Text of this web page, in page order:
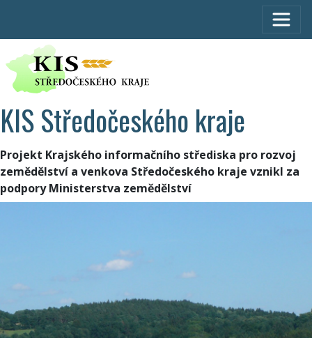
KIS Středočeského kraje
Projekt Krajského informačního střediska pro rozvoj
zemědělství a venkova Středočeského kraje vznikl za
podpory Ministerstva zemědělství